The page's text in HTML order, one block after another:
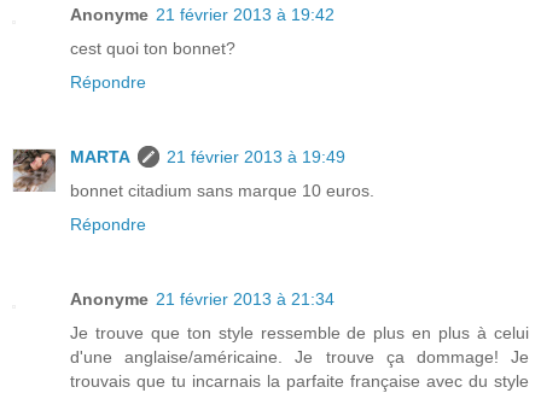
Anonyme 21 février 2013 à 19:42
cest quoi ton bonnet?
Répondre
MARTA
21 février 2013 à 19:49
bonnet citadium sans marque 10 euros.
Répondre
Anonyme 21 février 2013 à 21:34
Je trouve que ton style ressemble de plus en plus à celui
d'une anglaise/américaine. Je trouve ça dommage! Je
trouvais que tu incarnais la parfaite française avec du style